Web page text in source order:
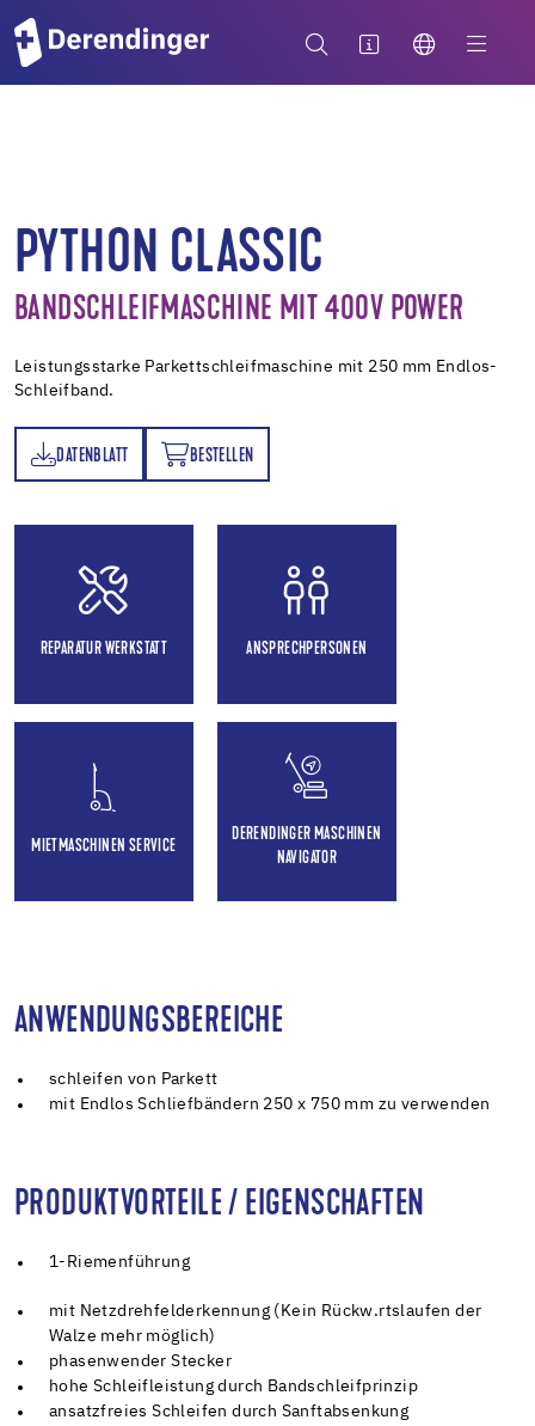
PYTHON CLASSIC
BANDSCHLEIFMASCHINE MIT 400V POWER
Leistungsstarke Parkettschleifmaschine mit 250 mm Endlos-
Schleifband.
DATENBLATT BESTELLEN
BESTELLEN
REPARATUR WERKSTATT ANSPRECHPERSONEN
MIETMASCHINEN SERVICE
DERENDINGER MASCHINEN
NAVIGATOR
ANWENDUNGSBEREICHE
schleifen von Parkett
mit Endlos Schliefbändern 250 x 750 mm zu verwenden
PRODUKTVORTEILE / EIGENSCHAFTEN
1-Riemenführung
mit Netzdrehfelderkennung (Kein Rückw.rtslaufen der
Walze mehr möglich)
phasenwender Stecker
hohe Schleifleistung durch Bandschleifprinzip
ansatzfreies Schleifen durch Sanftabsenkung